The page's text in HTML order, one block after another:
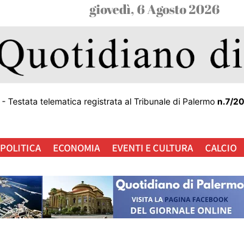
giovedì, 6 Agosto 2026
- Testata telematica registrata al Tribunale di Palermo n.7/
POLITICA ECONOMIA EVENTI E CULTURA CALCIO